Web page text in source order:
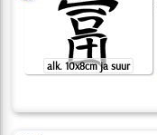
alk. 10x8cm ja suur